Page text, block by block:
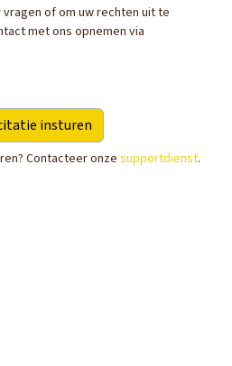
vragen of om uw rechten uit te
met ons opnemen via
Contacteer onze supportdienst.